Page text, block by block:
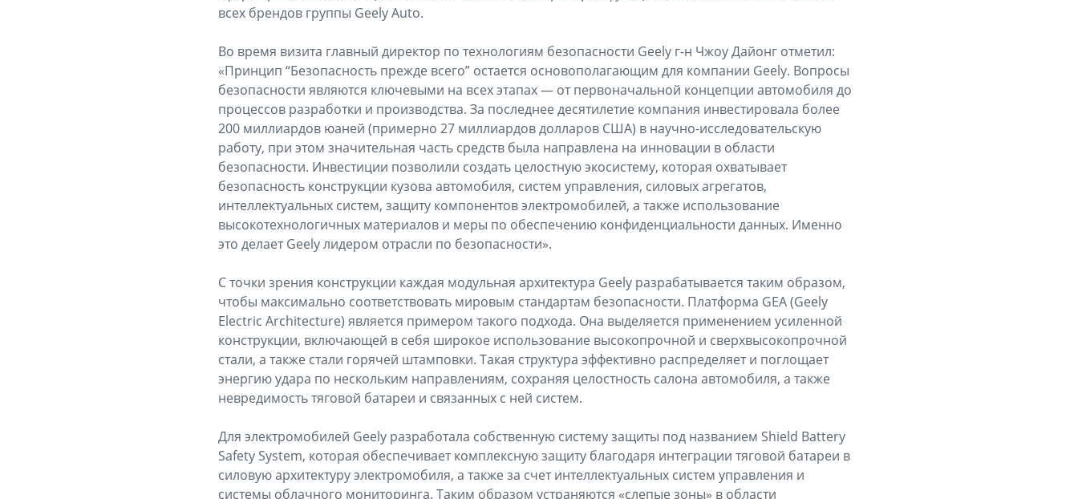
всех брендов группы Geely Auto.
Во время визита главный директор по технологиям безопасности Geely г-н Чжоу Дайонг отметил:
«Принцип “Безопасность прежде всего” остается основополагающим для компании Geely. Вопросы
безопасности являются ключевыми на всех этапах — от первоначальной концепции автомобиля до
процессов разработки и производства. За последнее десятилетие компания инвестировала более
200 миллиардов юаней (примерно 27 миллиардов долларов США) в научно-исследовательскую
работу, при этом значительная часть средств была направлена на инновации в области
безопасности. Инвестиции позволили создать целостную экосистему, которая охватывает
безопасность конструкции кузова автомобиля, систем управления, силовых агрегатов,
интеллектуальных систем, защиту компонентов электромобилей, а также использование
высокотехнологичных материалов и меры по обеспечению конфиденциальности данных. Именно
это делает Geely лидером отрасли по безопасности».
С точки зрения конструкции каждая модульная архитектура Geely разрабатывается таким образом,
чтобы максимально соответствовать мировым стандартам безопасности. Платформа GEA (Geely
Electric Architecture) является примером такого подхода. Она выделяется применением усиленной
конструкции, включающей в себя широкое использование высокопрочной и сверхвысокопрочной
стали, а также стали горячей штамповки. Такая структура эффективно распределяет и поглощает
энергию удара по нескольким направлениям, сохраняя целостность салона автомобиля, а также
невредимость тяговой батареи и связанных с ней систем.
Для электромобилей Geely разработала собственную систему защиты под названием Shield Battery
Safety System, которая обеспечивает комплексную защиту благодаря интеграции тяговой батареи в
силовую архитектуру электромобиля, а также за счет интеллектуальных систем управления и
системы облачного мониторинга. Таким образом устраняются «слепые зоны» в области